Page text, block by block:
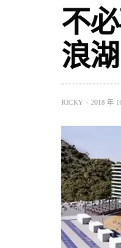
不
浪
RICKY 2018 年